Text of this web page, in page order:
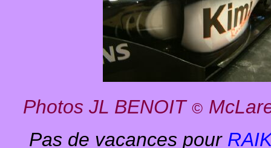
Photos JL BENOIT ©
Pas de vacances pour